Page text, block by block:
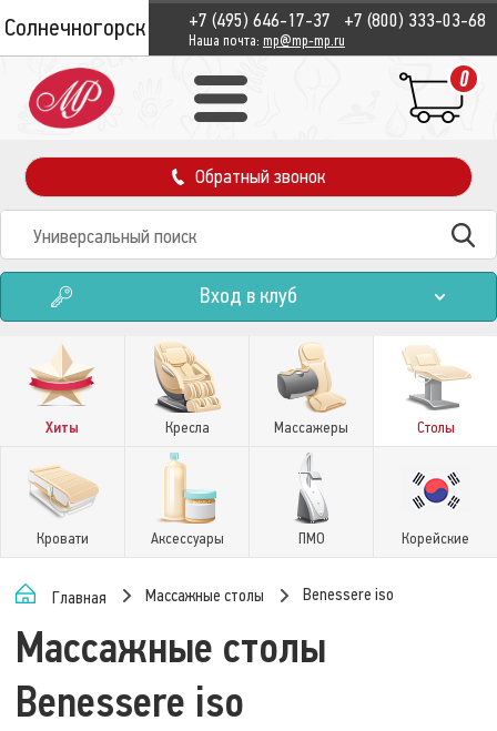
Солнечногорск +7 (495) 646-17-37 +7 (800) 333-03-68
Наша почта: mp@mp-mp.ru
0
Обратный звонок
Вход в клуб
Хиты Кресла Массажеры Столы
Кровати Аксессуары ПМО Корейские
Главная Массажные столы Benessere iso
Массажные столы
Benessere iso